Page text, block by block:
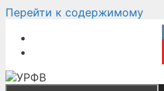
Перейти к содержимому